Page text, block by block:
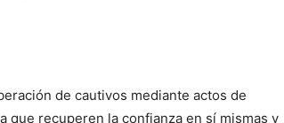
de cautivos mediante actos de
que recuperen la confianza en sí mismas y